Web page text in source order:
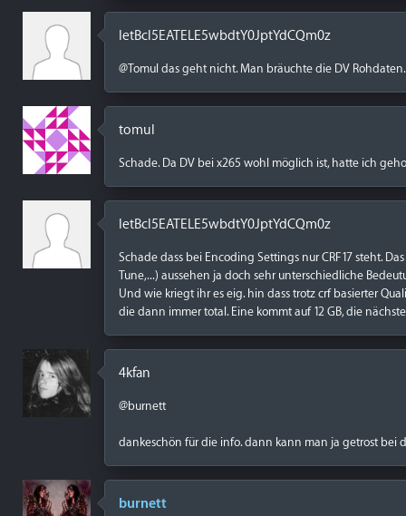
IetBcl5EATELE5wbdtY0JptYdCQm0z
@Tomul das geht nicht. Man bräuchte die DV
tomul
Schade. Da DV bei x265 wohl möglich ist, hatte ich
IetBcl5EATELE5wbdtY0JptYdCQm0z
Schade dass bei Encoding Settings nur CRF17 steht.
Tune,...) aussehen ja doch sehr unterschiedliche
Und wie kriegt ihr es eig. hin dass trotz crf basierter
die dann immer total. Eine kommt auf 12 GB, die
4kfan
@burnett
dankeschön für die info. dann kann man ja getrost bei
burnett